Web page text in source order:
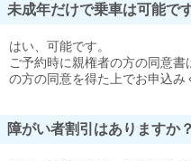
未成年だけで乗車は可能で
はい、可能です。
ご予約時に親権者の方の同意
の方の同意を得た上でお申込み
障がい者割引はありますか？